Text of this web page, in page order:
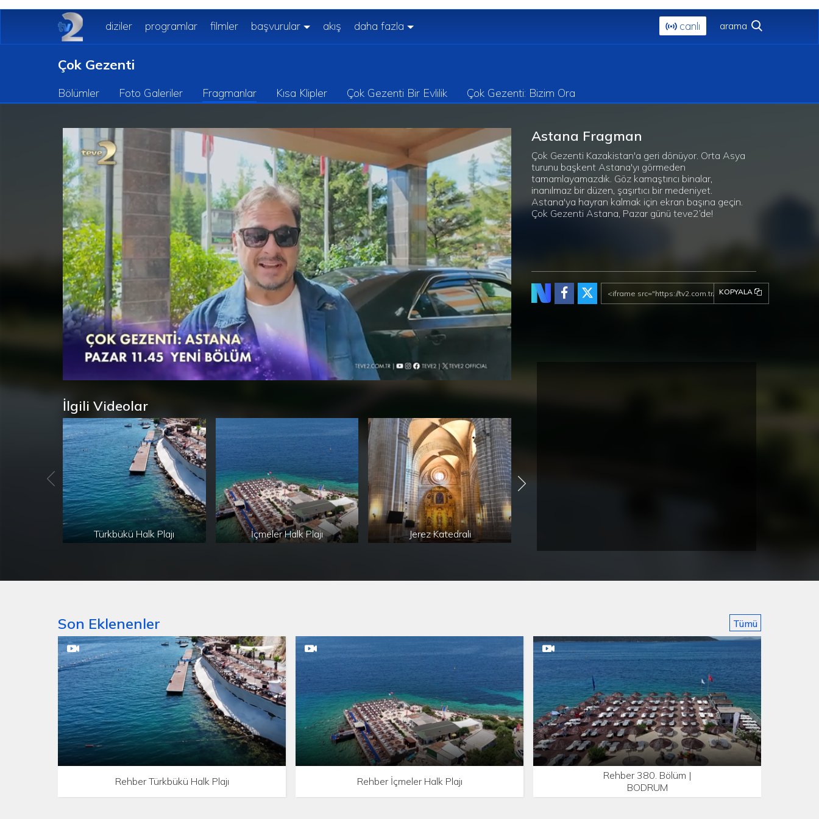
diziler programlar filmler başvurular akış daha fazla canlı
Çok Gezenti
Bölümler Foto Galeriler Fragmanlar Kısa Klipler Çok Gezenti Bir Evlilik Çok Gezenti: Bizim Ora
Yüklendi
İlgili Videolar
Türkbükü Halk Plajı İçmeler Halk Plajı Jerez Katedrali
Astana Fragman
Çok Gezenti Kazakistan'a geri dönüyor. Orta Asya
turunu başkent Astana'yı görmeden
tamamlayamazdık. Göz kamaştırıcı binalar,
inanılmaz bir düzen, şaşırtıcı bir medeniyet.
Astana'ya hayran kalmak için ekran başına geçin.
Çok Gezenti Astana, Pazar günü teve2’de!
KOPYALA
Son Eklenenler
Rehber Türkbükü Halk Plajı Rehber İçmeler Halk Plajı
Rehber 380. Bölüm |
BODRUM
Tümü